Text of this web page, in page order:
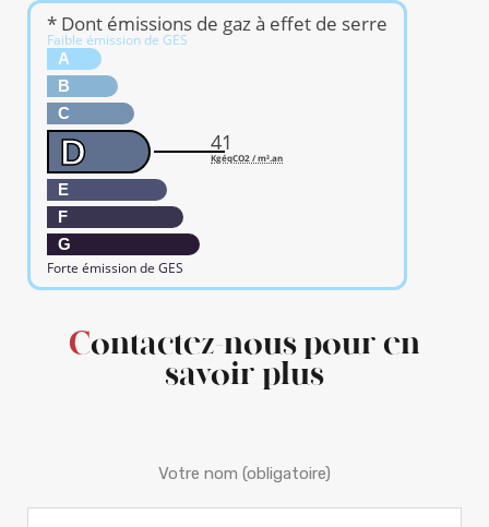
* Dont émissions de gaz à effet de serre
Faible émission de GES
A
B
C
D
E
F
G
Forte émission de GES
41
KgéqCO2 / m².an
Contactez-nous pour en
savoir plus
Votre nom (obligatoire)